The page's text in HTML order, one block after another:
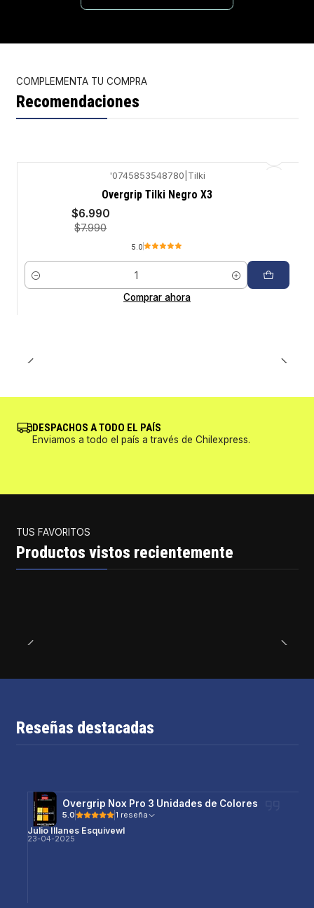
COMPLEMENTA TU COMPRA
Recomendaciones
'0745853548780 Tilki
Overgrip Tilki Negro X3
$6.990
$7.990
5.0
Cantidad
Comprar ahora
DESPACHOS A TODO EL PAÍS
Enviamos a todo el país a través de Chilexpress.
TUS FAVORITOS
Productos vistos recientemente
Reseñas destacadas
Overgrip Nox Pro 3 Unidades de Colores
5.0 1 reseña
Julio Illanes Esquivewl
23-04-2025